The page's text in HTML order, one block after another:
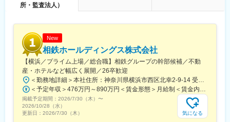
■組織／配属先の特徴：
制度企画を推進
◇コンサル出身者や事業会社人事企画経験者が在籍
◇事業拡大と人事制度刷新の両軸を担うフェーズ
■働く環境：
◇生産性高く、切磋琢磨しながら成長できる環境です
◇一部リモートOK：オンボーディング後はパフォーマンスに応じ
て週2日程度の在宅勤務可能
◇成長を支える制度：成長期待にフォーカスしたミッショングレ
ード制度や、キャリア自律を支援する目標設定など、1人1人の成
長を支援する人事制度
所・監査法人）
New
相鉄ホールディングス株式会社
【横浜／プライム上場／総合職】相鉄グループの幹部候補／不動
産・ホテルなど幅広く展開／26卒歓迎
＜勤務地詳細＞本社住所：神奈川県横浜市西区北幸2-9-14 受動喫煙対策：屋内喫煙可能場所あり変更の範囲：会社の定める事業所
＜予定年収＞476万円～890万円＜賃金形態＞月給制＜賃金内訳＞月額（基本給）：269,000円～535,312円＜月給＞269,000円～535,312円＜昇給有無＞有＜残業手当＞有＜給与補足＞※これまでの経験とスキルに応じて判断いたします。■賞与：:5.7ヶ月（2026年度）■モデル年収：（例1）650万円 入社5年目 主任(月給39.7万円＋賞与174万円)（例2）832万円 入社9年目 係長(月給50.8万円＋賞与222万円)賃金はあくまでも目安の金額であり、選考を通じて上下する可能性があります。月給(月額)は固定手当を含めた表記です。
掲載予定期間： 2026/7/30（木） 〜
2026/10/28（水）
更新日： 2026/7/30（木） 気になる